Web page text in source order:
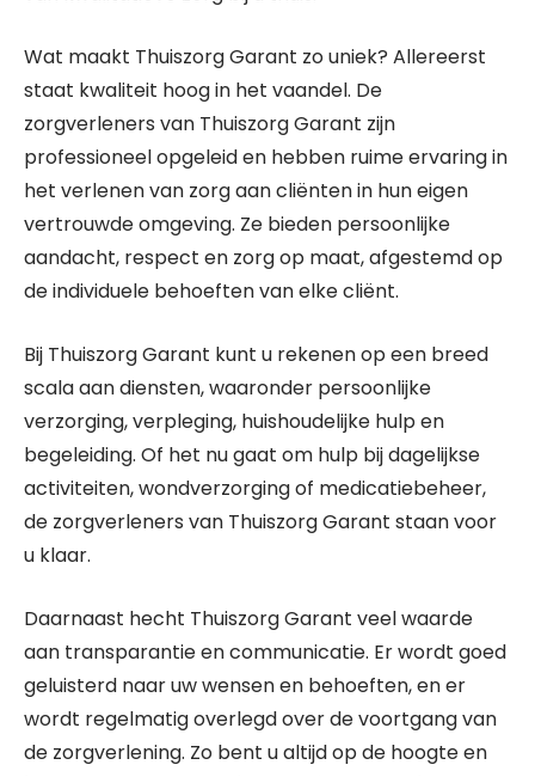
Wat maakt Thuiszorg Garant zo uniek? Allereerst
staat kwaliteit hoog in het vaandel. De
zorgverleners van Thuiszorg Garant zijn
professioneel opgeleid en hebben ruime ervaring in
het verlenen van zorg aan cliënten in hun eigen
vertrouwde omgeving. Ze bieden persoonlijke
aandacht, respect en zorg op maat, afgestemd op
de individuele behoeften van elke cliënt.
Bij Thuiszorg Garant kunt u rekenen op een breed
scala aan diensten, waaronder persoonlijke
verzorging, verpleging, huishoudelijke hulp en
begeleiding. Of het nu gaat om hulp bij dagelijkse
activiteiten, wondverzorging of medicatiebeheer,
de zorgverleners van Thuiszorg Garant staan voor
u klaar.
Daarnaast hecht Thuiszorg Garant veel waarde
aan transparantie en communicatie. Er wordt goed
geluisterd naar uw wensen en behoeften, en er
wordt regelmatig overlegd over de voortgang van
de zorgverlening. Zo bent u altijd op de hoogte en